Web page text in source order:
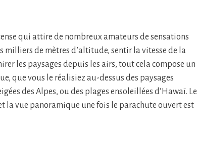
qui attire de nombreux amateurs de sensations
milliers de mètres d’altitude, sentir la vitesse de la
les paysages depuis les airs, tout cela compose un
que vous le réalisiez au-dessus des paysages
des Alpes, ou des plages ensoleillées d’Hawaï. Le
la vue panoramique une fois le parachute ouvert est